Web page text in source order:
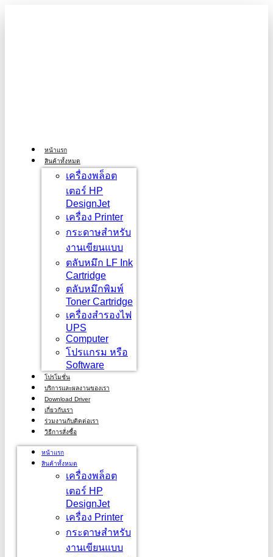
หน้าแรก
สินค้าทั้งหมด
เครื่องพล็อต
เตอร์ HP
DesignJet
เครื่อง Printer
กระดาษสำหรับ
งานเขียนแบบ
ตลับหมึก LF Ink
Cartridge
ตลับหมึกพิมพ์
Toner Cartridge
เครื่องสำรองไฟ
UPS
Computer
โปรแกรม หรือ
Software
โปรโมชั่น
บริการและผลงานของเรา
Download Driver
เกี่ยวกับเรา
ร่วมงานกับติดต่อเรา
วิธีการสั่งซื้อ
หน้าแรก
สินค้าทั้งหมด
เครื่องพล็อต
เตอร์ HP
DesignJet
เครื่อง Printer
กระดาษสำหรับ
งานเขียนแบบ